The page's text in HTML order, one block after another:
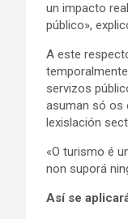
un impacto
público»,
A este
servizos
asuman só os
lexislación
«O turismo é
non suporá
Así se